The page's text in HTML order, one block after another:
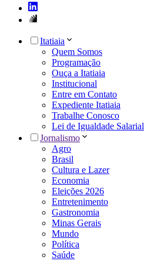
Itatiaia
Quem Somos
Programação
Ouça a Itatiaia
Institucional
Entre em Contato
Expediente Itatiaia
Trabalhe Conosco
Lei de Igualdade Salarial
Jornalismo
Agro
Brasil
Cultura e Lazer
Economia
Eleições 2026
Entretenimento
Gastronomia
Minas Gerais
Mundo
Política
Saúde